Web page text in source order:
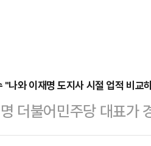
나와 이재명 도지사 시절 업적 비교
더불어민주당 대표가
) 분명하게 보일 겁니